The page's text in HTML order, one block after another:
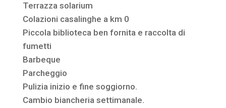
Terrazza solarium
Colazioni casalinghe a km 0
Piccola biblioteca ben fornita e raccolta di
fumetti
Barbeque
Parcheggio
Pulizia inizio e fine soggiorno.
Cambio biancheria settimanale.